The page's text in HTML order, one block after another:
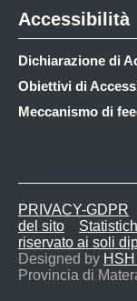
Accessibilità
Dichiarazione di
Obiettivi di
Meccanismo di
PRIVACY-GDPR
del sito
riservato ai soli
Designed by
Provincia di